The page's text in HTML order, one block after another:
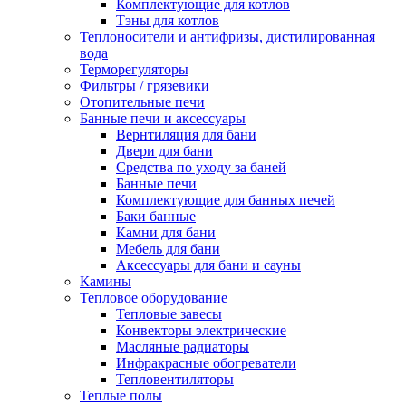
Комплектующие для котлов
Тэны для котлов
Теплоносители и антифризы, дистилированная
вода
Терморегуляторы
Фильтры / грязевики
Отопительные печи
Банные печи и аксессуары
Вернтиляция для бани
Двери для бани
Средства по уходу за баней
Банные печи
Комплектующие для банных печей
Баки банные
Камни для бани
Мебель для бани
Аксессуары для бани и сауны
Камины
Тепловое оборудование
Тепловые завесы
Конвекторы электрические
Масляные радиаторы
Инфракрасные обогреватели
Тепловентиляторы
Теплые полы